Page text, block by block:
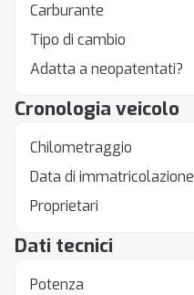
Carburante
Tipo di cambio
Adatta a neopatentati?
Cronologia veicolo
Chilometraggio
Data di immatricolazione
Proprietari
Dati tecnici
Potenza